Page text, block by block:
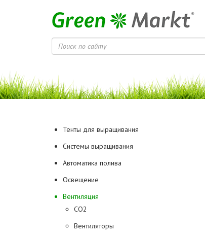
Тенты для выращивания
Системы выращивания
Автоматика полива
Освещение
Вентиляция
CO2
Вентиляторы